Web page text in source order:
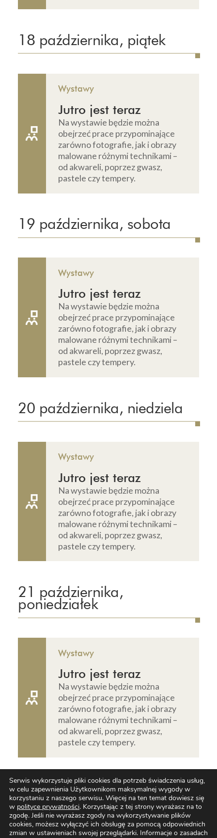
18 października, piątek
Wystawy
Jutro jest teraz
Na wystawie będzie można
obejrzeć prace przypominające
zarówno fotografie, jak i obrazy
malowane różnymi technikami –
od akwareli, poprzez gwasz,
pastele czy tempery.
19 października, sobota
Wystawy
Jutro jest teraz
Na wystawie będzie można
obejrzeć prace przypominające
zarówno fotografie, jak i obrazy
malowane różnymi technikami –
od akwareli, poprzez gwasz,
pastele czy tempery.
20 października, niedziela
Wystawy
Jutro jest teraz
Na wystawie będzie można
obejrzeć prace przypominające
zarówno fotografie, jak i obrazy
malowane różnymi technikami –
od akwareli, poprzez gwasz,
pastele czy tempery.
21 października,
poniedziałek
Wystawy
Jutro jest teraz
Na wystawie będzie można
obejrzeć prace przypominające
zarówno fotografie, jak i obrazy
malowane różnymi technikami –
od akwareli, poprzez gwasz,
pastele czy tempery.
22 października, wtorek
Serwis wykorzystuje pliki cookies dla potrzeb świadczenia usług,
w celu zapewnienia Użytkownikom maksymalnej wygody w
korzystaniu z naszego serwisu. Więcej na ten temat dowiesz się
w polityce prywatności. Korzystając z tej strony wyrażasz na to
zgodę. Jeśli nie wyrażasz zgody na wykorzystywanie plików
cookies, możesz wyłączyć ich obsługę za pomocą odpowiednich
zmian w ustawieniach swojej przeglądarki. Informacje o zasadach